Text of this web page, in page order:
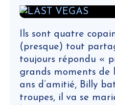
Ils sont quatre
(presque) tout
toujours répondu «
grands moments de
ans d’amitié, Billy
troupes, il va se